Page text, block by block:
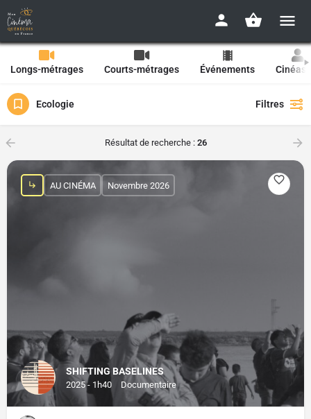
Longs-métrages Courts-métrages Événements
Ecologie Filtres
Résultat de recherche : 26
SHIFTING BASELINES
2025 - 1h40 Documentaire
AU CINÉMA Novembre 2026